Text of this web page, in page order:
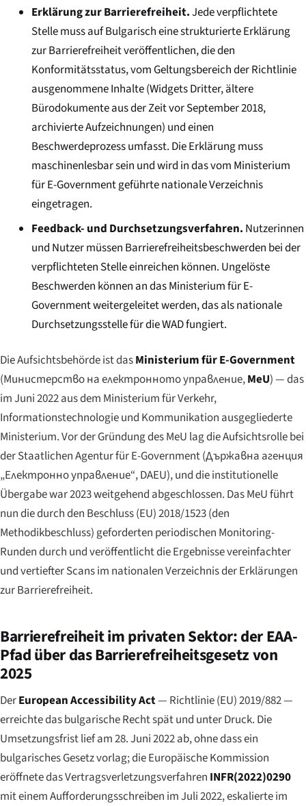
Erklärung zur Barrierefreiheit.Jede verpflichtete
Stelle muss auf Bulgarisch eine strukturierte Erklärung
zur Barrierefreiheit veröffentlichen, die den
Konformitätsstatus, vom Geltungsbereich der Richtlinie
ausgenommene Inhalte (Widgets Dritter, ältere
Bürodokumente aus der Zeit vor September 2018,
archivierte Aufzeichnungen) und einen
Beschwerdeprozess umfasst. Die Erklärung muss
maschinenlesbar sein und wird in das vom Ministerium
für E-Government geführte nationale Verzeichnis
eingetragen.
Feedback- und Durchsetzungsverfahren. Nutzerinnen
und Nutzer müssen Barrierefreiheitsbeschwerden bei der
verpflichteten Stelle einreichen können. Ungelöste
Beschwerden können an das Ministerium für E-
Government weitergeleitet werden, das als nationale
Durchsetzungsstelle für die WAD fungiert.
Die Aufsichtsbehörde ist dasMinisterium für E-Government
(Министерство на електронното управление,MeU) — das
im Juni 2022 aus dem Ministerium für Verkehr,
Informationstechnologie und Kommunikation ausgegliederte
Ministerium. Vor der Gründung des MeU lag die Aufsichtsrolle bei
der Staatlichen Agentur für E-Government (Държавна агенция
„Електронно управление“, DAEU), und die institutionelle
Übergabe war 2023 weitgehend abgeschlossen. Das MeU führt
nun die durch den Beschluss (EU) 2018/1523 (den
Methodikbeschluss) geforderten periodischen Monitoring-
Runden durch und veröffentlicht die Ergebnisse vereinfachter
und vertiefter Scans im nationalen Verzeichnis der Erklärungen
zur Barrierefreiheit.
Barrierefreiheit im privaten Sektor: der EAA-
Pfad über das Barrierefreiheitsgesetz von
2025
DerEuropean Accessibility Act— Richtlinie (EU) 2019/882 —
erreichte das bulgarische Recht spät und unter Druck. Die
Umsetzungsfrist lief am 28. Juni 2022 ab, ohne dass ein
bulgarisches Gesetz vorlag; die Europäische Kommission
eröffnete das Vertragsverletzungsverfahren INFR(2022)0290
mit einem Aufforderungsschreiben im Juli 2022, eskalierte im